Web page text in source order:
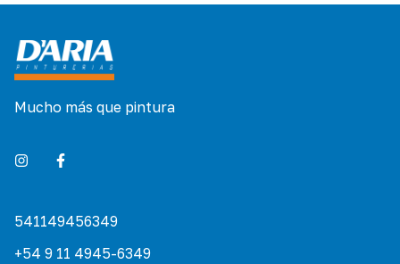
Mucho más que pintura
541149456349
+54 9 11 4945-6349